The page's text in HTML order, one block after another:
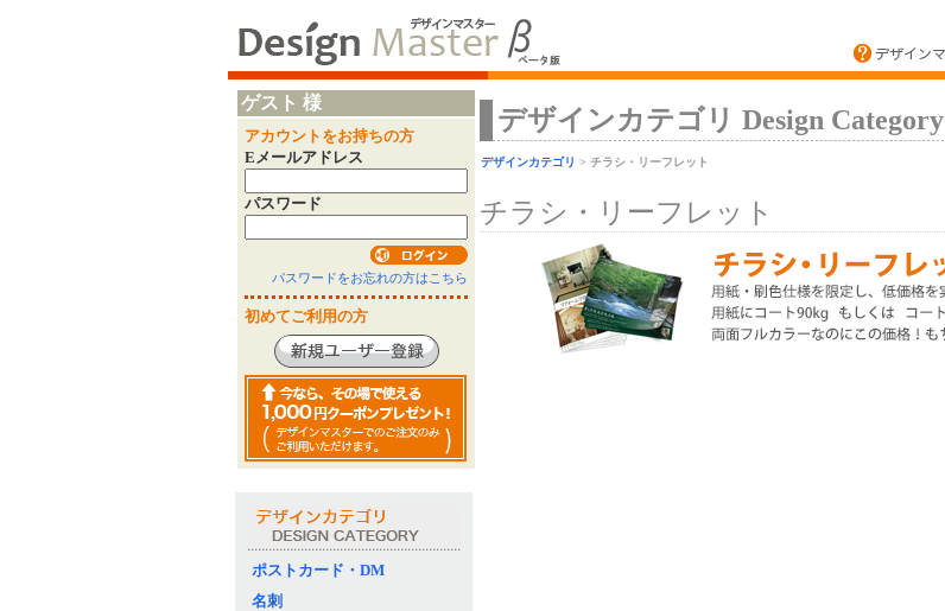
ゲスト 様
アカウントをお持ちの方
Eメールアドレス
パスワード
パスワードをお忘れの方はこちら
初めてご利用の方
ポストカード・DM
名刺
デザインカテゴリ Design Category
デザインカテゴリ > チラシ・リーフレット
チラシ・リーフレット